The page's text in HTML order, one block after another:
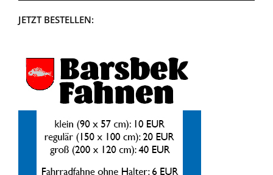
JETZT BESTELLEN: